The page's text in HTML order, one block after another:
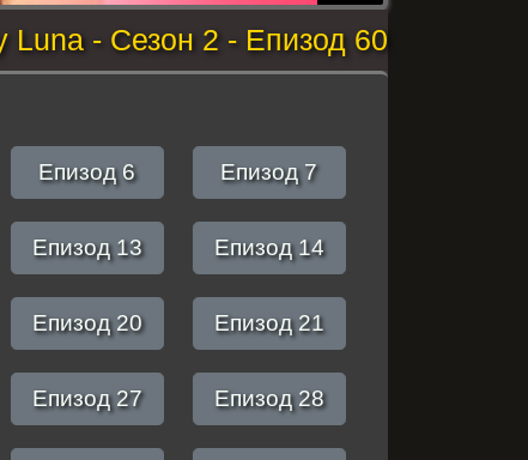
Luna - Сезон 2 - Епизод 60
Епизод 6 Епизод 7
Епизод 13 Епизод 14
Епизод 20 Епизод 21
Епизод 27 Епизод 28